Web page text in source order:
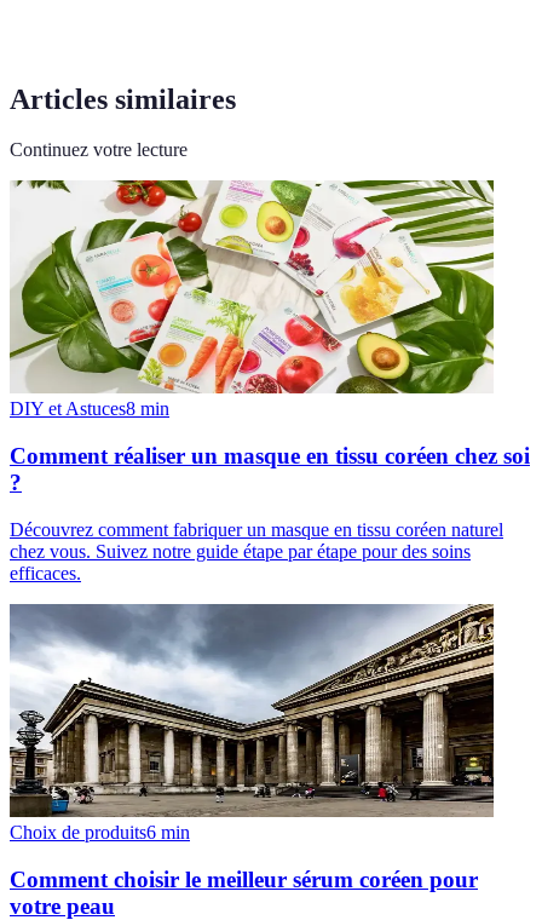
Articles similaires
Continuez votre lecture
DIY et Astuces8 min
Comment réaliser un masque en tissu coréen chez soi
?
Découvrez comment fabriquer un masque en tissu coréen naturel
chez vous. Suivez notre guide étape par étape pour des soins
efficaces.
Choix de produits6 min
Comment choisir le meilleur sérum coréen pour
votre peau